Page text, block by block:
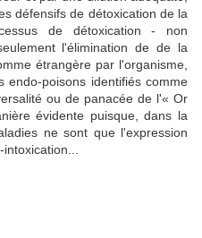
défensifs de détoxication de la
de détoxication - non
l'élimination de de la
étrangère par l'organisme,
endo-poisons identifiés comme
ou de panacée de l'« Or
évidente puisque, dans la
ne sont que l'expression